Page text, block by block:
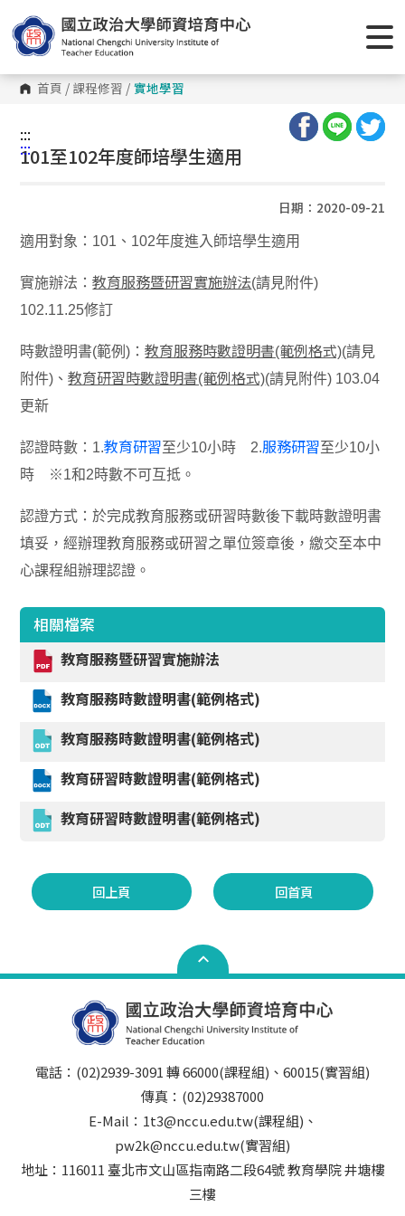
首頁 / 課程修習 / 實地學習
:::
:::
101至102年度師培學生適用
日期：2020-09-21
適用對象：101、102年度進入師培學生適用
實施辦法：教育服務暨研習實施辦法(請見附件)
102.11.25修訂
時數證明書(範例)：教育服務時數證明書(範例格式)(請見
附件)、教育研習時數證明書(範例格式)(請見附件) 103.04
更新
認證時數：1.教育研習至少10小時 2.服務研習至少10小
時 ※1和2時數不可互抵。
認證方式：於完成教育服務或研習時數後下載時數證明書
填妥，經辦理教育服務或研習之單位簽章後，繳交至本中
心課程組辦理認證。
相關檔案
教育服務暨研習實施辦法
教育服務時數證明書(範例格式)
教育服務時數證明書(範例格式)
教育研習時數證明書(範例格式)
教育研習時數證明書(範例格式)
回上頁 回首頁
電話：(02)2939-3091 轉 66000(課程組)、60015(實習組)
傳真：(02)29387000
E-Mail：1t3@nccu.edu.tw(課程組)、
pw2k@nccu.edu.tw(實習組)
地址：116011 臺北市文山區指南路二段64號 教育學院 井塘樓
三樓